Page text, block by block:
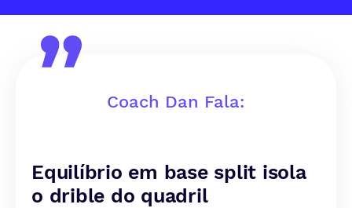
Coach Dan Fala:
Equilíbrio em base split isola
o drible do quadril